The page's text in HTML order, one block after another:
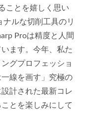
ことを嬉しく思い
ナルな切削工具のリ
Proは精度と人間
います。今年、私た
グプロフェッショ
線を画す」究極の
計された最新コレ
とを楽しみにして